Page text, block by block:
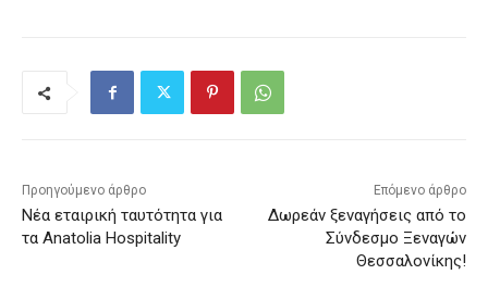
Προηγούμενο άρθρο
Νέα εταιρική ταυτότητα για
τα Anatolia Hospitality
Επόμενο άρθρο
Δωρεάν ξεναγήσεις από το
Σύνδεσμο Ξεναγών
Θεσσαλονίκης!